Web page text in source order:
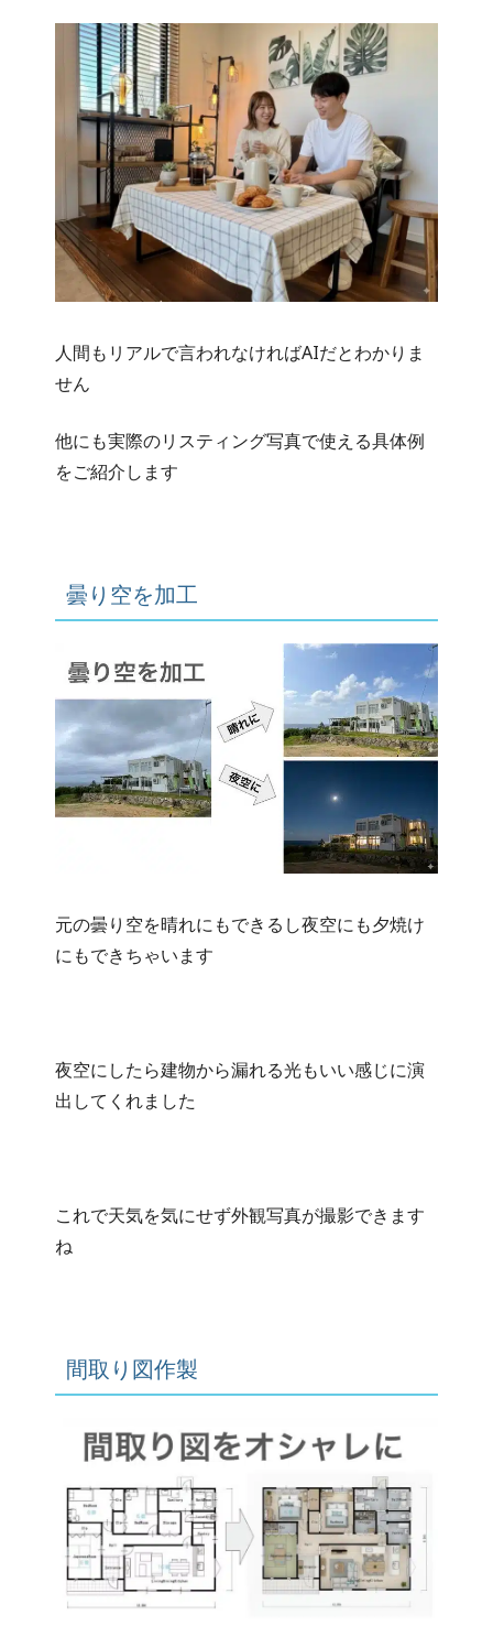
人間もリアルで言われなければAIだとわかりま
せん
他にも実際のリスティング写真で使える具体例
をご紹介します
曇り空を加工
元の曇り空を晴れにもできるし夜空にも夕焼け
にもできちゃいます
夜空にしたら建物から漏れる光もいい感じに演
出してくれました
これで天気を気にせず外観写真が撮影できます
ね
間取り図作製